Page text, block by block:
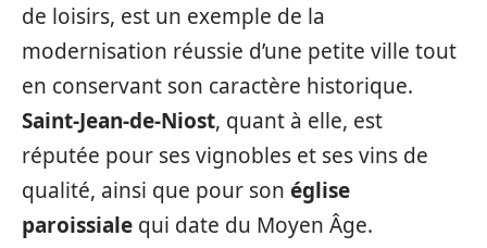
de loisirs, est un exemple de la
modernisation réussie d’une petite ville tout
en conservant son caractère historique.
Saint-Jean-de-Niost, quant à elle, est
réputée pour ses vignobles et ses vins de
qualité, ainsi que pour son église
paroissiale qui date du Moyen Âge.